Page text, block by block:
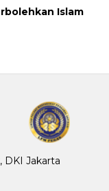
Islam
DKI Jakarta